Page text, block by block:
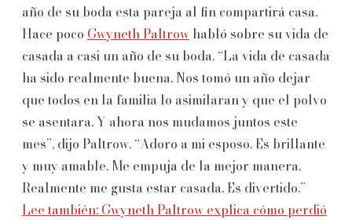
año de su boda esta pareja al fin compartirá casa.
Hace poco Gwyneth Paltrow habló sobre su vida de
casada a casi un año de su boda. “La vida de casada
ha sido realmente buena. Nos tomó un año dejar
que todos en la familia lo asimilaran y que el polvo
se asentara. Y ahora nos mudamos juntos este
mes”, dijo Paltrow. “Adoro a mi esposo. Es brillante
y muy amable. Me empuja de la mejor manera.
Realmente me gusta estar casada. Es divertido.”
Lee también: Gwyneth Paltrow explica cómo perdió